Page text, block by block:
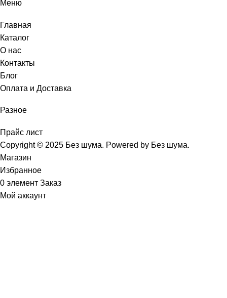
Меню
Главная
Каталог
О нас
Контакты
Блог
Оплата и Доставка
Разное
Прайс лист
Copyright © 2025 Без шума. Powered by Без шума.
Магазин
Избранное
0 элемент Заказ
Мой аккаунт